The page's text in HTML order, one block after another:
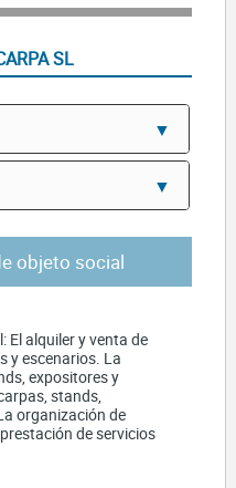
SL
objeto social
El alquiler y venta de
y escenarios. La
expositores y
stands,
organización de
de servicios